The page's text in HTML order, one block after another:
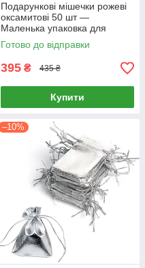
Подарункові мішечки рожеві
оксамитові 50 шт —
Маленька упаковка для
прикрас та ювелірних виробів
(8х10 см)
Готово до відправки
395 ₴ 435 ₴
Купити
–10%